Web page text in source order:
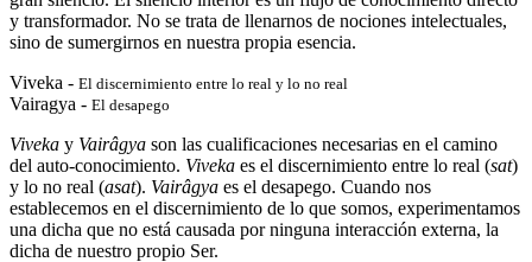
y transformador. No se trata de llenarnos de nociones intelectuales,
sino de sumergirnos en nuestra propia esencia.
Viveka - El discernimiento entre lo real y lo no real
Vairagya - El desapego
Viveka y Vairâgya son las cualificaciones necesarias en el camino
del auto-conocimiento. Viveka es el discernimiento entre lo real (sat)
y lo no real (asat). Vairâgya es el desapego. Cuando nos
establecemos en el discernimiento de lo que somos, experimentamos
una dicha que no está causada por ninguna interacción externa, la
dicha de nuestro propio Ser.